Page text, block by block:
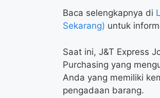
Baca selengkapnya di
Sekarang) untuk
Saat ini, J&T Express
Purchasing yang
Anda yang memiliki
pengadaan barang.